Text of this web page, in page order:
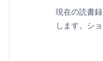
現在の読書
します。シ